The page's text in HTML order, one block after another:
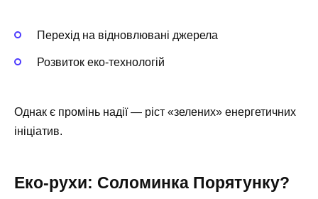
Перехід на відновлювані джерела
Розвиток еко-технологій
Однак є промінь надії — ріст «зелених» енергетичних
ініціатив.
Еко-рухи: Соломинка Порятунку?